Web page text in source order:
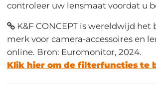
controleer uw lensmaat voordat u
K&F CONCEPT is wereldwijd het
merk voor camera-accessoires en
online. Bron: Euromonitor, 2024.
Klik hier om de filterfuncties te